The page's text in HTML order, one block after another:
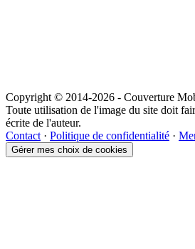
Copyright © 2014-2026 - Couverture
Toute utilisation de l'image du site doit
écrite de l'auteur.
Contact · Politique de confidentialité ·
Gérer mes choix de cookies